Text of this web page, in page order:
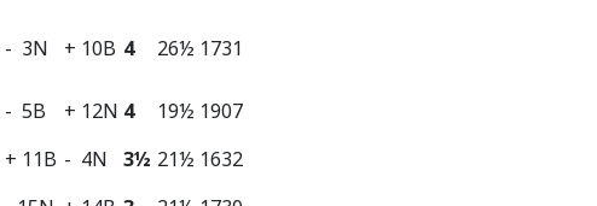
- 3N + 10B 4 26½ 1731
- 5B + 12N 4 19½ 1907
+ 11B - 4N 3½ 21½ 1632